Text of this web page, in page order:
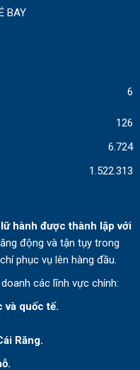
BAY
6
126
6.724
1.522.313
lữ hành được thành lập với
động và tận tụy trong
phục vụ lên hàng đầu.
các lĩnh vực chính:
và quốc tế.
Răng.